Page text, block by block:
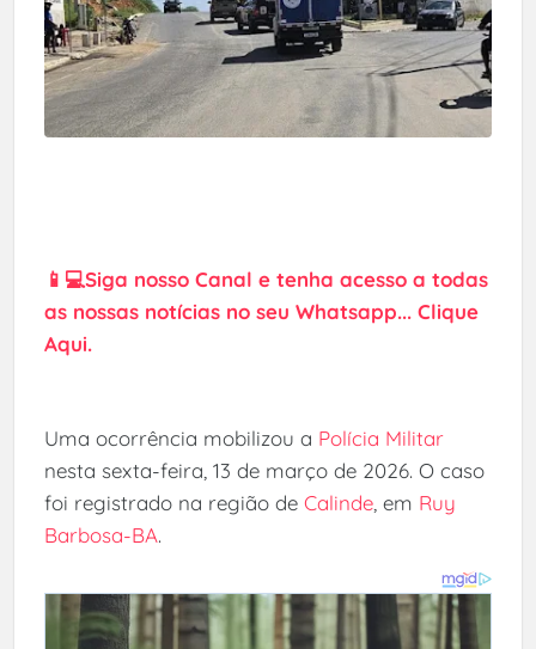
📱💻Siga nosso Canal e tenha acesso a todas
as nossas notícias no seu Whatsapp... Clique
Aqui.
Uma ocorrência mobilizou a Polícia Militar
nesta sexta-feira, 13 de março de 2026. O caso
foi registrado na região de Calinde, em Ruy
Barbosa-BA.